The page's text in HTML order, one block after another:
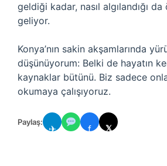
geldiği kadar, nasıl algılandığı
geliyor.
Konya’nın sakin akşamlarında
düşünüyorum: Belki de hayatın
kaynaklar bütünü. Biz sadece
okumaya çalışıyoruz.
Paylaş:
✈ f 𝕏